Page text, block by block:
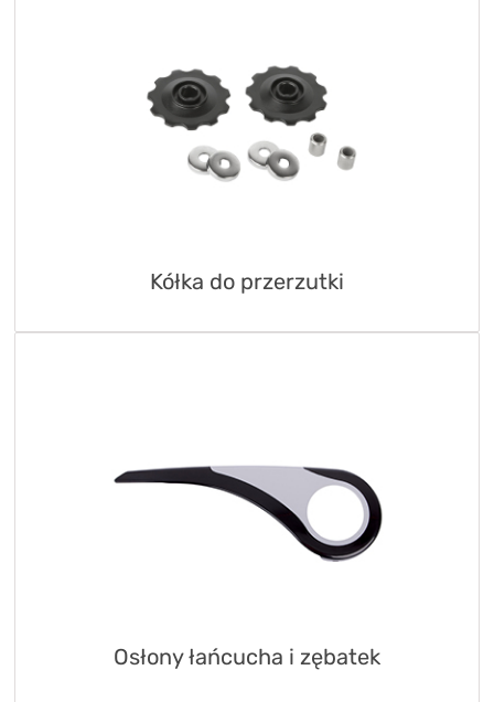
Kółka do przerzutki
Osłony łańcucha i zębatek